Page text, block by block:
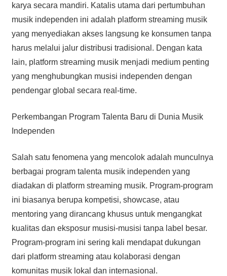
karya secara mandiri. Katalis utama dari pertumbuhan
musik independen ini adalah platform streaming musik
yang menyediakan akses langsung ke konsumen tanpa
harus melalui jalur distribusi tradisional. Dengan kata
lain, platform streaming musik menjadi medium penting
yang menghubungkan musisi independen dengan
pendengar global secara real-time.
Perkembangan Program Talenta Baru di Dunia Musik
Independen
Salah satu fenomena yang mencolok adalah munculnya
berbagai program talenta musik independen yang
diadakan di platform streaming musik. Program-program
ini biasanya berupa kompetisi, showcase, atau
mentoring yang dirancang khusus untuk mengangkat
kualitas dan eksposur musisi-musisi tanpa label besar.
Program-program ini sering kali mendapat dukungan
dari platform streaming atau kolaborasi dengan
komunitas musik lokal dan internasional.